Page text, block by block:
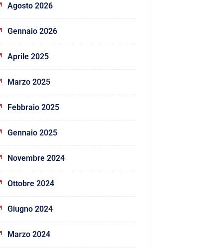
Agosto 2026
Gennaio 2026
Aprile 2025
Marzo 2025
Febbraio 2025
Gennaio 2025
Novembre 2024
Ottobre 2024
Giugno 2024
Marzo 2024